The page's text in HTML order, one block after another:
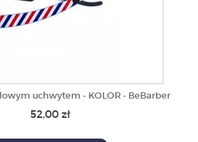
uchwytem - KOLOR - BeBarber
52,00 zł